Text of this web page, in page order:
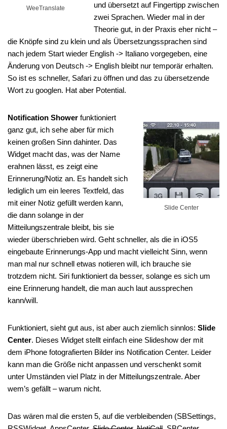
WeeTranslate
und übersetzt auf Fingertipp zwischen
zwei Sprachen. Wieder mal in der
Theorie gut, in der Praxis eher nicht –
die Knöpfe sind zu klein und als Übersetzungssprachen sind
nach jedem Start wieder English -> Italiano vorgegeben, eine
Änderung von Deutsch -> English bleibt nur temporär erhalten.
So ist es schneller, Safari zu öffnen und das zu übersetzende
Wort zu googlen. Hat aber Potential.
Slide Center
Notification Shower funktioniert
ganz gut, ich sehe aber für mich
keinen großen Sinn dahinter. Das
Widget macht das, was der Name
erahnen lässt, es zeigt eine
Erinnerung/Notiz an. Es handelt sich
lediglich um ein leeres Textfeld, das
mit einer Notiz gefüllt werden kann,
die dann solange in der
Mitteilungszentrale bleibt, bis sie
wieder überschrieben wird. Geht schneller, als die in iOS5
eingebaute Erinnerungs-App und macht vielleicht Sinn, wenn
man mal nur schnell etwas notieren will, ich brauche sie
trotzdem nicht. Siri funktioniert da besser, solange es sich um
eine Erinnerung handelt, die man auch laut aussprechen
kann/will.
Funktioniert, sieht gut aus, ist aber auch ziemlich sinnlos: Slide
Center. Dieses Widget stellt einfach eine Slideshow der mit
dem iPhone fotografierten Bilder ins Notification Center. Leider
kann man die Größe nicht anpassen und verschenkt somit
unter Umständen viel Platz in der Mitteilungszentrale. Aber
wem’s gefällt – warum nicht.
Das wären mal die ersten 5, auf die verbleibenden (SBSettings,